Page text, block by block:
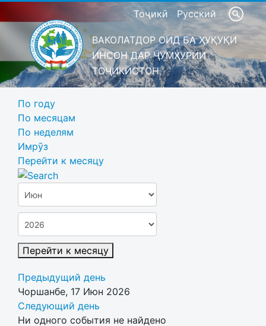
Тоҷикӣ Русский
ВАКОЛАТДОР ОИД БА ҲУҚУҚИ
ИНСОН ДАР ҶУМҲУРИИ
ТОҶИКИСТОН
По году
По месяцам
По неделям
Имрӯз
Перейти к месяцу
Перейти к месяцу
Предыдущий день
Чоршанбе, 17 Июн 2026
Следующий день
Ни одного события не найдено